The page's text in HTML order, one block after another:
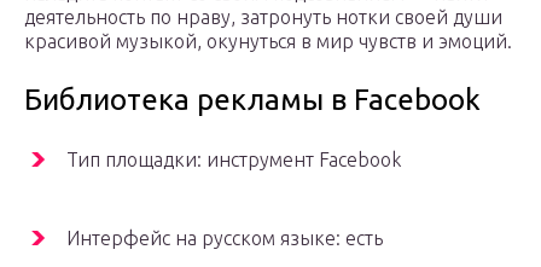
деятельность по нраву, затронуть нотки своей души
красивой музыкой, окунуться в мир чувств и эмоций.
Библиотека рекламы в Facebook
Тип площадки: инструмент Facebook
Интерфейс на русском языке: есть